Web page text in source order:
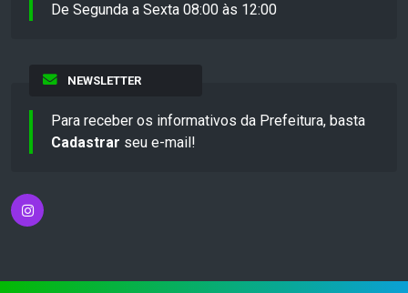
De Segunda a Sexta 08:00 às 12:00
NEWSLETTER
Para receber os informativos da Prefeitura, basta
Cadastrar seu e-mail!